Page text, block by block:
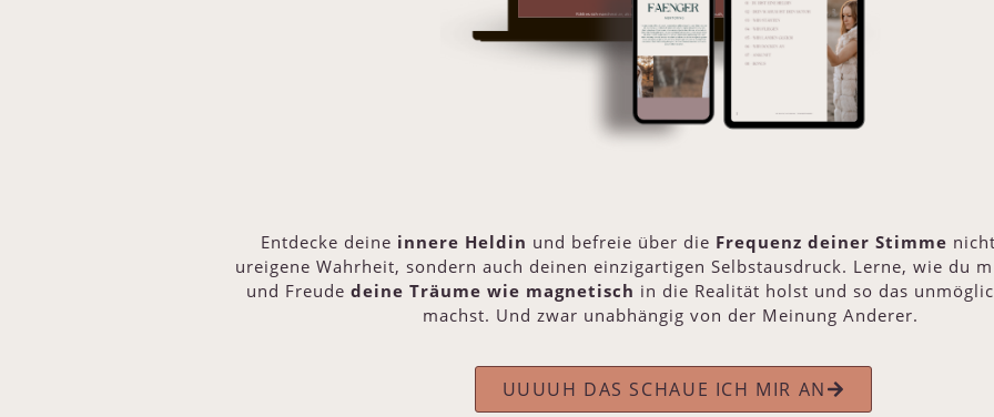
Entdecke deine innere Heldin und befreie über die Frequenz deiner Stimme
ureigene Wahrheit, sondern auch deinen einzigartigen Selbstausdruck. Lerne, wie du
und Freudedeine Träume wie magnetisch in die Realität holst und so das
machst. Und zwar unabhängig von der Meinung Anderer.
UUUUH DAS SCHAUE ICH MIR AN